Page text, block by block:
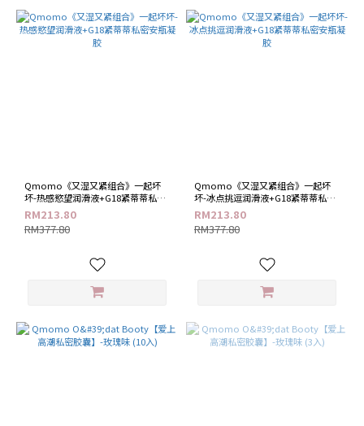
Qmomo《又湿又紧组合》一起坏
坏-热感慾望润滑液+G18紧蒂蒂私密
安瓶凝胶
RM213.80
RM377.80
Qmomo《又湿又紧组合》一起坏
坏-冰点挑逗润滑液+G18紧蒂蒂私密
安瓶凝胶
RM213.80
RM377.80